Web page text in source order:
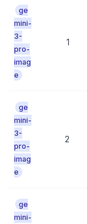
ge
mini-
3-
pro-
imag
e
1
ge
mini-
3-
pro-
imag
e
2
ge
mini-